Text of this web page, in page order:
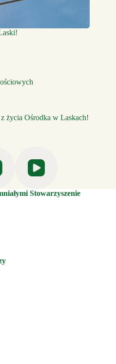
życia Ośrodka w Laskach!
Stowarzyszenie